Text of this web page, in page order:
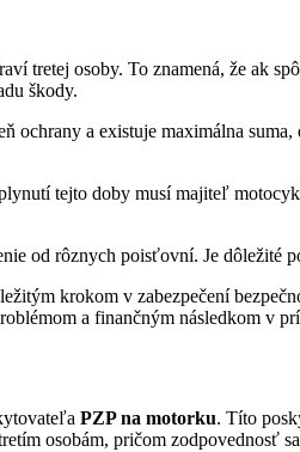
tretej osoby. To znamená, že ak
škody.
ochrany a existuje maximálna
tejto doby musí majiteľ
od rôznych poisťovní. Je dôležité
krokom v zabezpečení
a finančným následkom v
PZP na motorku. Títo
osobám, pričom zodpovednosť